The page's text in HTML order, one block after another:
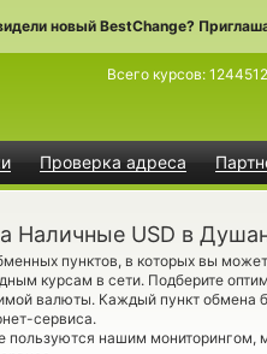
новый BestChange?
Проверка адреса
Всего курсов: 1244512
Наличные USD в
пунктов, в которых вы
курсам в сети. Подберите
валюты. Каждый пункт обмена
сервиса.
пользуются нашим мониторингом,